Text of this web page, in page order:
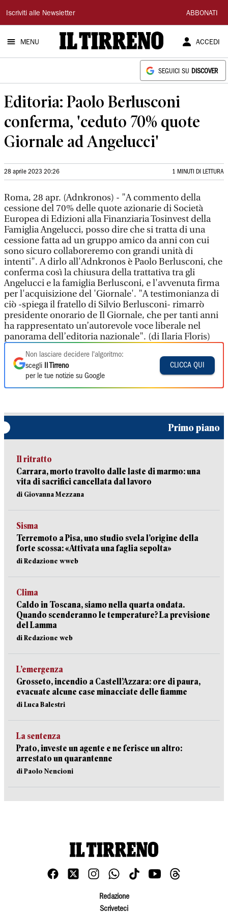
Il
Tirreno
Iscriviti alle Newsletter ABBONATI
MENU ACCEDI
SEGUICI SU DISCOVER
Editoria: Paolo Berlusconi
conferma, 'ceduto 70% quote
Giornale ad Angelucci'
28 aprile 2023 20:26 1 MINUTI DI LETTURA
Roma, 28 apr. (Adnkronos) - "A commento della
cessione del 70% delle quote azionarie di Società
Europea di Edizioni alla Finanziaria Tosinvest della
Famiglia Angelucci, posso dire che si tratta di una
cessione fatta ad un gruppo amico da anni con cui
sono sicuro collaboreremo con grandi unità di
intenti". A dirlo all'Adnkronos è Paolo Berlusconi, che
conferma così la chiusura della trattativa tra gli
Angelucci e la famiglia Berlusconi, e l'avvenuta firma
per l'acquisizione del 'Giornale'. "A testimonianza di
ciò -spiega il fratello di Silvio Berlusconi- rimarrò
presidente onorario de Il Giornale, che per tanti anni
ha rappresentato un’autorevole voce liberale nel
panorama dell’editoria nazionale". (di Ilaria Floris)
Non lasciare decidere l'algoritmo:
scegli
Il Tirreno
per le tue notizie su Google
CLICCA QUI
Primo piano
Il ritratto
Carrara, morto travolto dalle laste di marmo: una
vita di sacrifici cancellata dal lavoro
di Giovanna Mezzana
Sisma
Terremoto a Pisa, uno studio svela l’origine della
forte scossa: «Attivata una faglia sepolta»
di Redazione wweb
Clima
Caldo in Toscana, siamo nella quarta ondata.
Quando scenderanno le temperature? La previsione
del Lamma
di Redazione web
L’emergenza
Grosseto, incendio a Castell’Azzara: ore di paura,
evacuate alcune case minacciate delle fiamme
di Luca Balestri
La sentenza
Prato, investe un agente e ne ferisce un altro:
arrestato un quarantenne
di Paolo Nencioni
Redazione
Scriveteci